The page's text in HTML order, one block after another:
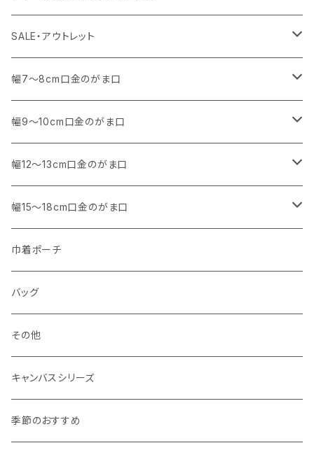
コットンキャンバス
コットンキャンバス
SALE・アウトレット
SALE
アウトレット
幅7～8cm口金のがま口
・ 角型
マチなし
マチあり
・ くし形・丸型
マチなし
マチあり
幅9～10cm口金のがま口
・ 角型
マチなし
マチあり
・ くし形
マチなし
マチあり
幅12～13cm口金のがま口
・ 親子がま口 角型
マチなし
マチあり
・ 親子がま口 くし形
マチなし
マチあり
・ ポーチタイプ 角型
マチなし
マチあり
・ ポーチタイプ くし形
マチなし
マチあり
幅15～18cm口金のがま口
・ 角型
マチなし
マチあり
・ くし形
マチなし
マチあり
巾着ポーチ
バッグ
その他
キャンバスシリーズ
季節のおすすめ